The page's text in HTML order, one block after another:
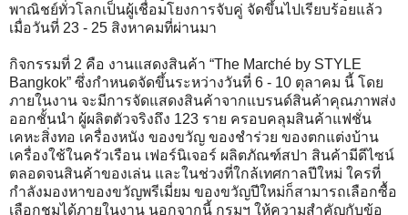
พาณิชย์ทั่วโลกเป็นผู้เชื่อมโยงการจับคู่ จัดขึ้นไปเรียบร้อยแล้ว
เมื่อวันที่ 23 - 25 สิงหาคมที่ผ่านมา
กิจกรรมที่ 2 คือ งานแสดงสินค้า “The Marché by STYLE
Bangkok” ซึ่งกำหนดจัดขึ้นระหว่างวันที่ 6 - 10 ตุลาคม นี้ โดย
ภายในงาน จะมีการจัดแสดงสินค้าจากแบรนด์สินค้าคุณภาพส่ง
ออกชั้นนำ ผู้ผลิตตัวจริงถึง 123 ราย ครอบคลุมสินค้าแฟชั่น
เคหะสิ่งทอ เครื่องหนัง ของขวัญ ของชำร่วย ของตกแต่งบ้าน
เครื่องใช้ในครัวเรือน เฟอร์นิเจอร์ ผลิตภัณฑ์สปา สินค้ามีดีไซน์
ตลอดจนสินค้าของเล่น และในช่วงที่ใกล้เทศกาลปีใหม่ ใครที่
กำลังมองหาของขวัญพรีเมี่ยม ของขวัญปีใหม่ก็สามารถเลือกซื้อ
เลือกชมได้ภายในงาน นอกจากนี้ กรมฯ ให้ความสำคัญกับข้อ